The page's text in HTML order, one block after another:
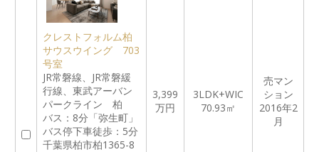
クレストフォルム柏
サウスウイング 703
号室
JR常磐線、JR常磐緩
行線、東武アーバン
パークライン 柏
バス：8分「弥生町」
バス停下車徒歩：5分
千葉県柏市柏1365-8
3,399
万円
3LDK+WIC
70.93㎡
売マン
ション
2016年2
月